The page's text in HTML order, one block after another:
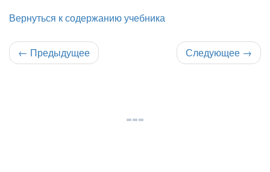
Вернуться к содержанию учебника
← Предыдущее Следующее →